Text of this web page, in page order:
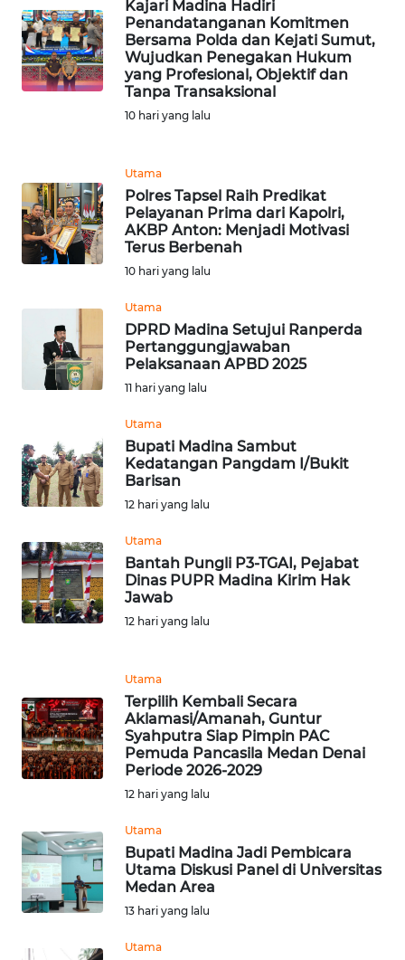
Kajari Madina Hadiri
Penandatanganan Komitmen
Bersama Polda dan Kejati Sumut,
Wujudkan Penegakan Hukum
yang Profesional, Objektif dan
Tanpa Transaksional
10 hari yang lalu
Utama
Polres Tapsel Raih Predikat
Pelayanan Prima dari Kapolri,
AKBP Anton: Menjadi Motivasi
Terus Berbenah
10 hari yang lalu
Utama
DPRD Madina Setujui Ranperda
Pertanggungjawaban
Pelaksanaan APBD 2025
11 hari yang lalu
Utama
Bupati Madina Sambut
Kedatangan Pangdam I/Bukit
Barisan
12 hari yang lalu
Utama
Bantah Pungli P3-TGAI, Pejabat
Dinas PUPR Madina Kirim Hak
Jawab
12 hari yang lalu
Utama
Terpilih Kembali Secara
Aklamasi/Amanah, Guntur
Syahputra Siap Pimpin PAC
Pemuda Pancasila Medan Denai
Periode 2026-2029
12 hari yang lalu
Utama
Bupati Madina Jadi Pembicara
Utama Diskusi Panel di Universitas
Medan Area
13 hari yang lalu
Utama
WN
MALUKU
DAIRI
WN
DANAU
WN
NIAS
WN
WN
TAPANULI
SELATAN
WN
TANJUNG
LESUNG
WN
SIMALUNGUN
WN
LABUHANBATU
WN
TAPANULI
TENGAH
WN DELI